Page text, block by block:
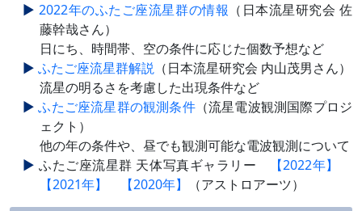
2022年のふたご座流星群の情報 （日本流星研究会 佐
藤幹哉さん）
日にち、時間帯、空の条件に応じた個数予想など
ふたご座流星群解説 （日本流星研究会 内山茂男さん）
流星の明るさを考慮した出現条件など
ふたご座流星群の観測条件（流星電波観測国際プロジ
ェクト）
他の年の条件や、昼でも観測可能な電波観測について
ふたご座流星群 天体写真ギャラリー
【2022年】
【2021年】
【2020年】 （アストロアーツ）